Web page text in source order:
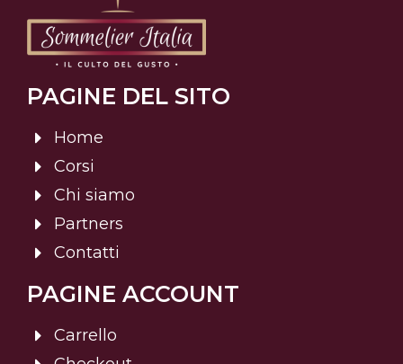
PAGINE DEL SITO
Home
Corsi
Chi siamo
Partners
Contatti
PAGINE ACCOUNT
Carrello